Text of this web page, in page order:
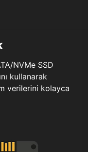
NVMe SSD
kullanarak
verilerini kolayca